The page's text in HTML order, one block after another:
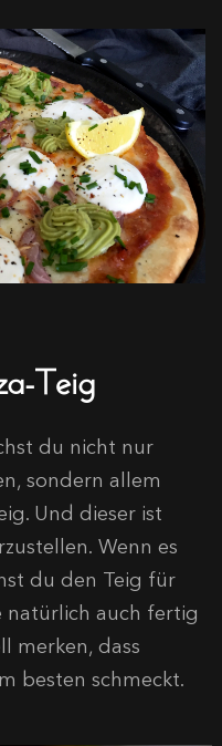
Teig
du nicht nur
sondern allem
Und dieser ist
Wenn es
du den Teig für
natürlich auch fertig
merken, dass
besten schmeckt.